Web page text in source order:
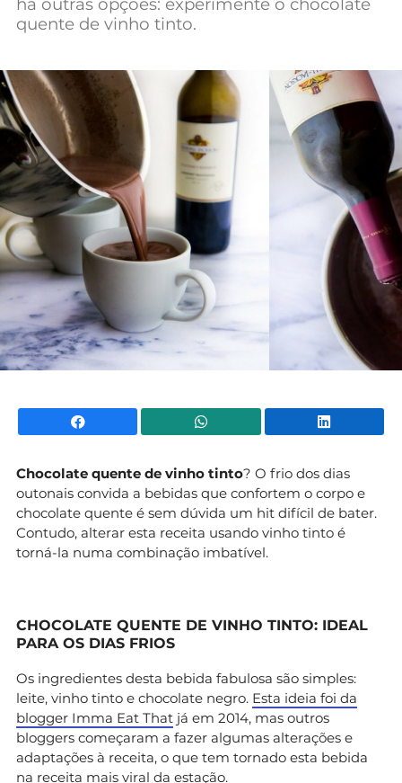
Mundial 2026
quente de vinho tinto.
Facebook WhatsApp
Chocolate quente de vinho tinto? O frio dos dias
outonais convida a bebidas que confortem o corpo e
chocolate quente é sem dúvida um hit difícil de bater.
Contudo, alterar esta receita usando vinho tinto é
torná-la numa combinação imbatível.
CHOCOLATE QUENTE DE VINHO TINTO: IDEAL
PARA OS DIAS FRIOS
Os ingredientes desta bebida fabulosa são simples:
leite, vinho tinto e chocolate negro. Esta ideia foi da
blogger Imma Eat That já em 2014, mas outros
bloggers começaram a fazer algumas alterações e
adaptações à receita, o que tem tornado esta bebida
na receita mais viral da estação.